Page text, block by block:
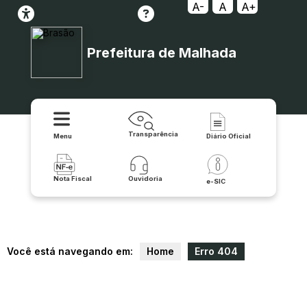
relatorio/exportar_v2/transporte_escolar/print
A- A A+
Prefeitura de Malhada
Menu Transparência Diário Oficial
Nota Fiscal Ouvidoria e-SIC
Você está navegando em: Home Erro 404